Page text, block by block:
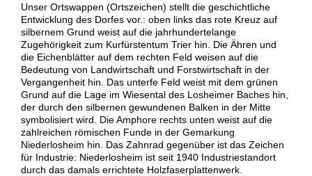
Unser Ortswappen (Ortszeichen) stellt die geschichtliche
Entwicklung des Dorfes vor.: oben links das rote Kreuz auf
silbernem Grund weist auf die jahrhundertelange
Zugehörigkeit zum Kurfürstentum Trier hin. Die Ähren und
die Eichenblätter auf dem rechten Feld weisen auf die
Bedeutung von Landwirtschaft und Forstwirtschaft in der
Vergangenheit hin. Das unterfe Feld weist mit dem grünen
Grund auf die Lage im Wiesental des Losheimer Baches hin,
der durch den silbernen gewundenen Balken in der Mitte
symbolisiert wird. Die Amphore rechts unten weist auf die
zahlreichen römischen Funde in der Gemarkung
Niederlosheim hin. Das Zahnrad gegenüber ist das Zeichen
für Industrie: Niederlosheim ist seit 1940 Industriestandort
durch das damals errichtete Holzfaserplattenwerk.